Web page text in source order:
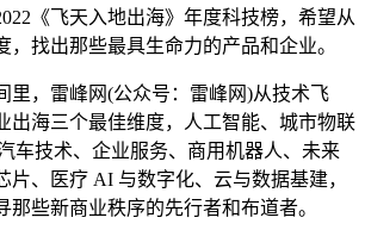
《飞天入地出海》年度科技榜，希望从
，找出那些最具生命力的产品和企业。
，雷峰网(公众号：雷峰网)从技术飞
出海三个最佳维度，人工智能、城市物联
车技术、企业服务、商用机器人、未来
片、医疗 AI 与数字化、云与数据基建，
那些新商业秩序的先行者和布道者。